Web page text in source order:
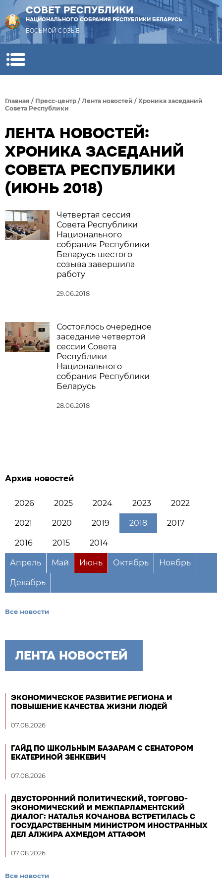
СОВЕТ РЕСПУБЛИКИ
НАЦИОНАЛЬНОГО СОБРАНИЯ РЕСПУБЛИКИ БЕЛАРУСЬ
ВОСЬМОЙ СОЗЫВ
Главная / Пресс-центр / Лента новостей / Хроника заседаний
Совета Республики
ЛЕНТА НОВОСТЕЙ:
ХРОНИКА ЗАСЕДАНИЙ
СОВЕТА РЕСПУБЛИКИ
(ИЮНЬ 2018)
Четвертая сессия
Совета Республики
Национального
собрания Республики
Беларусь шестого
созыва завершила
работу
29.06.2018
Состоялось очередное
заседание четвертой
сессии Совета
Республики
Национального
собрания Республики
Беларусь
28.06.2018
Архив новостей
2026 2025 2024 2023 2022
2021 2020 2019 2018 2017
2016 2015 2014
Апрель Май Июнь Октябрь Ноябрь
Декабрь
Все новости
ЛЕНТА НОВОСТЕЙ
ЭКОНОМИЧЕСКОЕ РАЗВИТИЕ РЕГИОНА И
ПОВЫШЕНИЕ КАЧЕСТВА ЖИЗНИ ЛЮДЕЙ
07.08.2026
ГАЙД ПО ШКОЛЬНЫМ БАЗАРАМ С СЕНАТОРОМ
ЕКАТЕРИНОЙ ЗЕНКЕВИЧ
07.08.2026
ДВУСТОРОННИЙ ПОЛИТИЧЕСКИЙ, ТОРГОВО-
ЭКОНОМИЧЕСКИЙ И МЕЖПАРЛАМЕНТСКИЙ
ДИАЛОГ: НАТАЛЬЯ КОЧАНОВА ВСТРЕТИЛАСЬ С
ГОСУДАРСТВЕННЫМ МИНИСТРОМ ИНОСТРАННЫХ
ДЕЛ АЛЖИРА АХМЕДОМ АТТАФОМ
07.08.2026
Все новости